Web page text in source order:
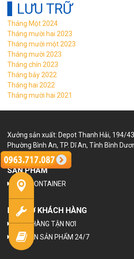
LƯU TRỮ
Tháng Một 2024
Tháng mười hai 2023
Tháng mười một 2023
Tháng mười 2023
Tháng chín 2023
Tháng bảy 2022
Tháng hai 2022
Tháng mười hai 2021
Xưởng sản xuất: Depot Thanh Hải, 194/43
Phường Bình An, TP. Dĩ An, Tỉnh Bình
SẢN PHẨM
NHÀ CONTAINER
HỖ TRỢ KHÁCH HÀNG
GIAO HÀNG TẬN NƠI
TƯ VẤN SẢN PHẨM 24/7